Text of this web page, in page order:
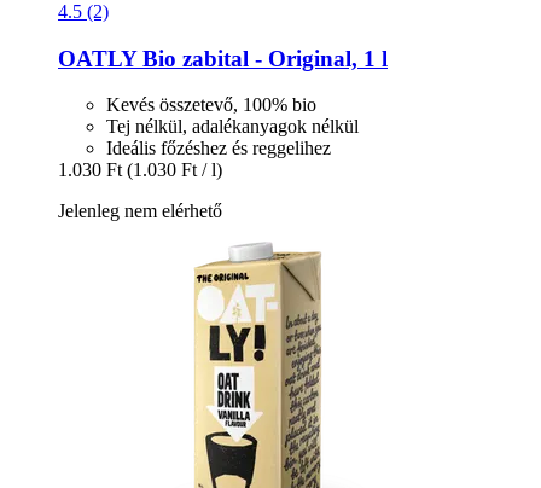
4.5 (2)
OATLYBio zabital -​ Original, 1 l
Kevés összetevő, 100% bio
Tej nélkül, adalékanyagok nélkül
Ideális főzéshez és reggelihez
1.030 Ft (1.030 Ft / l)
Jelenleg nem elérhető